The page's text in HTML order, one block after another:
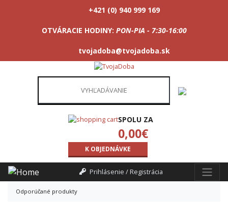
+421 (0) 940 999 169
OTVÁRACIE HODINY: PON-PIA - 7:30-16:00
tvojadoba@tvojadoba.sk
SPOLU ZA
0,00€
K OBJEDNÁVKE
Prihlásenie / Registrácia
Odporúčané produkty